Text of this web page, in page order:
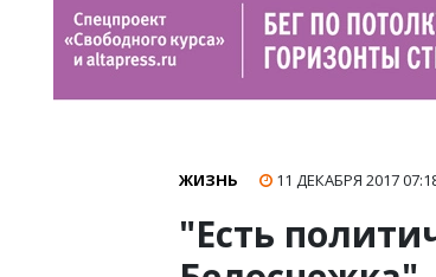
ЖИЗНЬ 11 ДЕКАБРЯ 2017
"Есть